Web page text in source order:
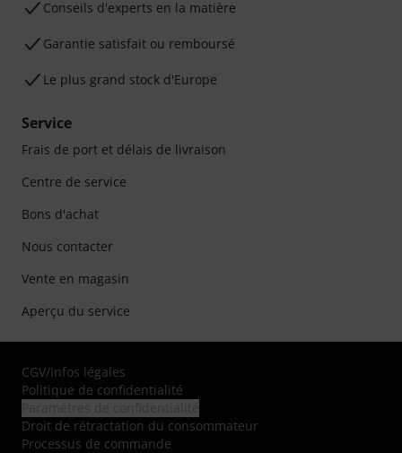
Conseils d'experts en la matière
Garantie satisfait ou remboursé
Le plus grand stock d'Europe
Service
Frais de port et délais de livraison
Centre de service
Bons d'achat
Nous contacter
Vente en magasin
Aperçu du service
CGV/Infos légales
Politique de confidentialité
Droit de rétractation du consommateur
Processus de commande